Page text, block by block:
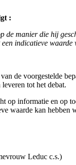
:
manier die hij
indicatieve waarde
de voorgestelde
tot het debat.
op informatie en op
waarde kan
Leduc c.s.)